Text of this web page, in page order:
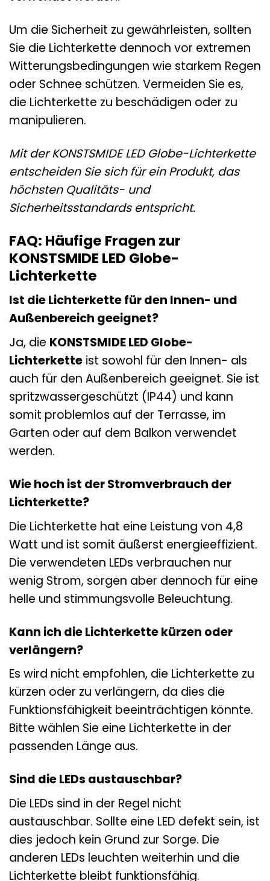
Um die Sicherheit zu gewährleisten, sollten
Sie die Lichterkette dennoch vor extremen
Witterungsbedingungen wie starkem Regen
oder Schnee schützen. Vermeiden Sie es,
die Lichterkette zu beschädigen oder zu
manipulieren.
Mit der KONSTSMIDE LED Globe-Lichterkette
entscheiden Sie sich für ein Produkt, das
höchsten Qualitäts- und
Sicherheitsstandards entspricht.
FAQ: Häufige Fragen zur
KONSTSMIDE LED Globe-
Lichterkette
Ist die Lichterkette für den Innen- und
Außenbereich geeignet?
Ja, die KONSTSMIDE LED Globe-
Lichterkette ist sowohl für den Innen- als
auch für den Außenbereich geeignet. Sie ist
spritzwassergeschützt (IP44) und kann
somit problemlos auf der Terrasse, im
Garten oder auf dem Balkon verwendet
werden.
Wie hoch ist der Stromverbrauch der
Lichterkette?
Die Lichterkette hat eine Leistung von 4,8
Watt und ist somit äußerst energieeffizient.
Die verwendeten LEDs verbrauchen nur
wenig Strom, sorgen aber dennoch für eine
helle und stimmungsvolle Beleuchtung.
Kann ich die Lichterkette kürzen oder
verlängern?
Es wird nicht empfohlen, die Lichterkette zu
kürzen oder zu verlängern, da dies die
Funktionsfähigkeit beeinträchtigen könnte.
Bitte wählen Sie eine Lichterkette in der
passenden Länge aus.
Sind die LEDs austauschbar?
Die LEDs sind in der Regel nicht
austauschbar. Sollte eine LED defekt sein, ist
dies jedoch kein Grund zur Sorge. Die
anderen LEDs leuchten weiterhin und die
Lichterkette bleibt funktionsfähig.